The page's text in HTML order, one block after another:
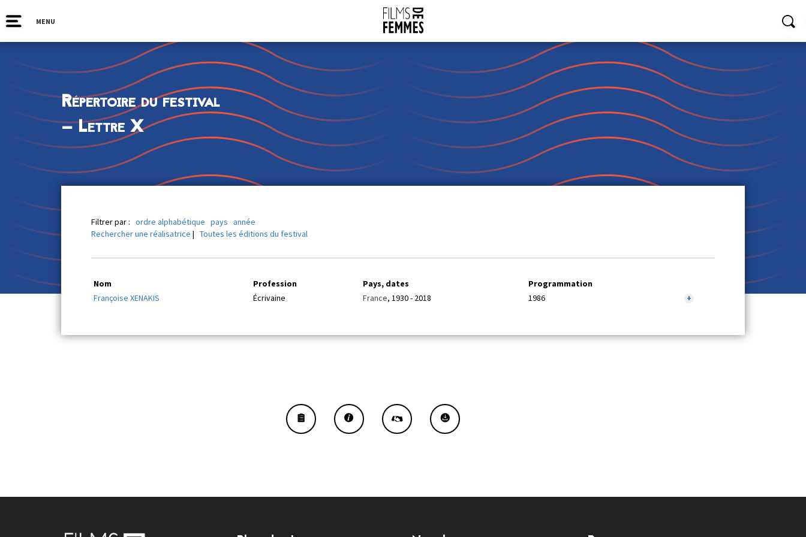
MENU
Répertoire du festival
— Lettre X
Filtrer par : ordre alphabétique pays année
Rechercher une réalisatrice | Toutes les éditions du festival
Nom Profession Pays, dates
Programmation
Françoise XENAKIS
Écrivaine France, 1930 - 2018 1986 +